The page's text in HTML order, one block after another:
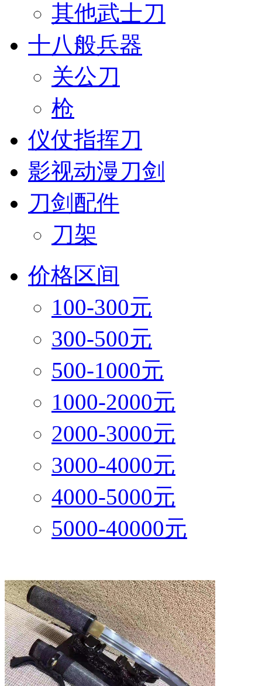
其他武士刀
十八般兵器
关公刀
枪
仪仗指挥刀
影视动漫刀剑
刀剑配件
刀架
价格区间
100-300元
300-500元
500-1000元
1000-2000元
2000-3000元
3000-4000元
4000-5000元
5000-40000元